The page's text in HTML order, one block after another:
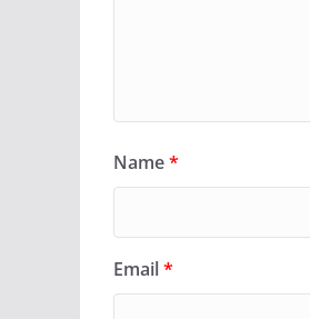
Name*
Email*